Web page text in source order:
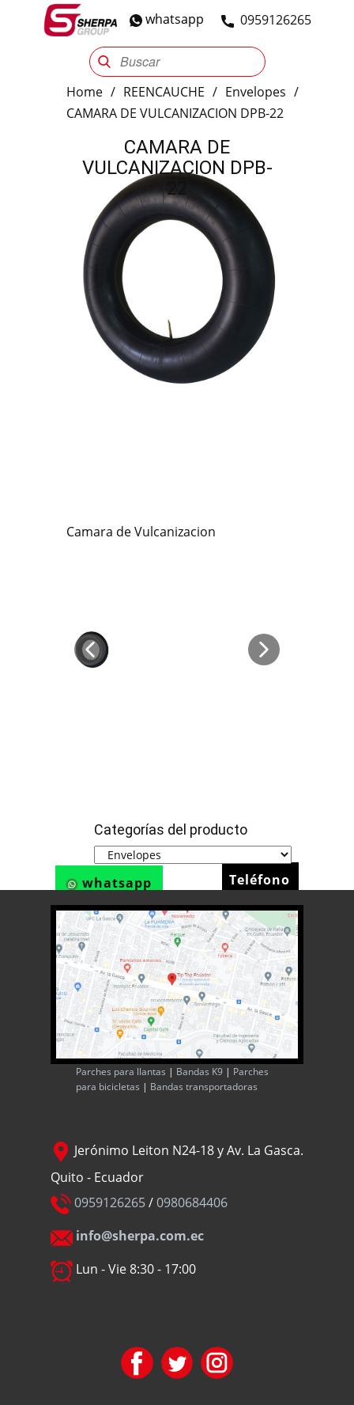
​0959126265
whatsapp
Sherpa Group Reencauche Automotriz
Home / REENCAUCHE / Envelopes /
CAMARA DE VULCANIZACION DPB-22
CAMARA DE
VULCANIZACION DPB-
22
Camara de Vulcanizacion
whatsapp Teléfono
Categorías del producto
Parches para llantas | Bandas K9 | Parches
para bicicletas | Bandas transportadoras
Jerónimo Leiton N24-18 y Av. La Gasca.
Quito - Ecuador
0959126265/0980684406
info@sherpa.com.ec
Lun - Vie 8:30 - 17:00